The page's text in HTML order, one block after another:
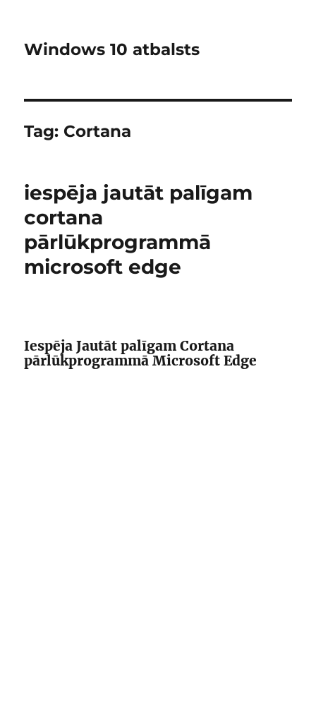
Windows 10 atbalsts
Tag: Cortana
iespēja jautāt palīgam
cortana
pārlūkprogrammā
microsoft edge
Iespēja Jautāt palīgam Cortana
pārlūkprogrammā Microsoft Edge